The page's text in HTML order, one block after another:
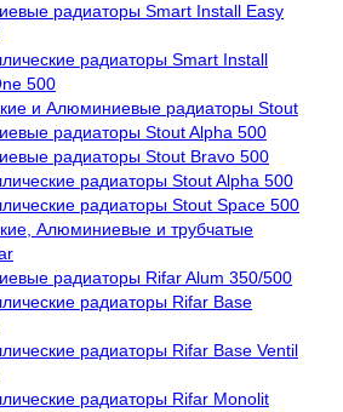
радиаторы Smart Install Easy
радиаторы Smart Install
500
и Алюминиевые радиаторы Stout
радиаторы Stout Alpha 500
радиаторы Stout Bravo 500
радиаторы Stout Alpha 500
радиаторы Stout Space 500
Алюминиевые и трубчатые
радиаторы Rifar Alum 350/500
радиаторы Rifar Base
радиаторы Rifar Base Ventil
радиаторы Rifar Monolit